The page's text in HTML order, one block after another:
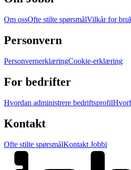
Om ossOfte stilte spørsmålVilkår for
Personvern
PersonvernerklæringCookie-erklæring
For bedrifter
Hvordan administrere bedriftsprofil
Kontakt
Ofte stilte spørsmålKontakt Jobbi